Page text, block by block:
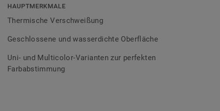
Bodenbelagssortiment abgestimmt. Durch die Verwendung
von Kontrastfarben lassen sich auch besondere
HAUPTMERKMALE
Thermische Verschweißung
Geschlossene und wasserdichte Oberfläche
Uni- und Multicolor-Varianten zur perfekten
Farbabstimmung